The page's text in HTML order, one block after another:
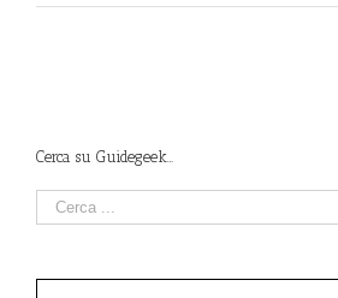
Cerca su Guidegeek…